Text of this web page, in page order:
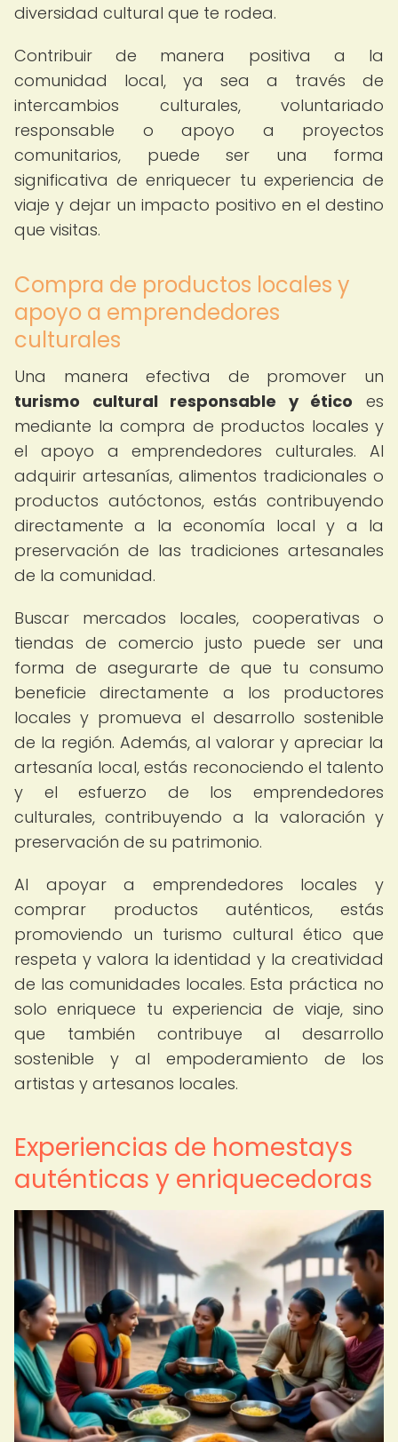
diversidad cultural que te rodea.
Contribuir de manera positiva a la
comunidad local, ya sea a través de
intercambios culturales, voluntariado
responsable o apoyo a proyectos
comunitarios, puede ser una forma
significativa de enriquecer tu experiencia de
viaje y dejar un impacto positivo en el destino
que visitas.
Compra de productos locales y
apoyo a emprendedores
culturales
Una manera efectiva de promover un
turismo cultural responsable y ético es
mediante la compra de productos locales y
el apoyo a emprendedores culturales. Al
adquirir artesanías, alimentos tradicionales o
productos autóctonos, estás contribuyendo
directamente a la economía local y a la
preservación de las tradiciones artesanales
de la comunidad.
Buscar mercados locales, cooperativas o
tiendas de comercio justo puede ser una
forma de asegurarte de que tu consumo
beneficie directamente a los productores
locales y promueva el desarrollo sostenible
de la región. Además, al valorar y apreciar la
artesanía local, estás reconociendo el talento
y el esfuerzo de los emprendedores
culturales, contribuyendo a la valoración y
preservación de su patrimonio.
Al apoyar a emprendedores locales y
comprar productos auténticos, estás
promoviendo un turismo cultural ético que
respeta y valora la identidad y la creatividad
de las comunidades locales. Esta práctica no
solo enriquece tu experiencia de viaje, sino
que también contribuye al desarrollo
sostenible y al empoderamiento de los
artistas y artesanos locales.
Experiencias de homestays
auténticas y enriquecedoras